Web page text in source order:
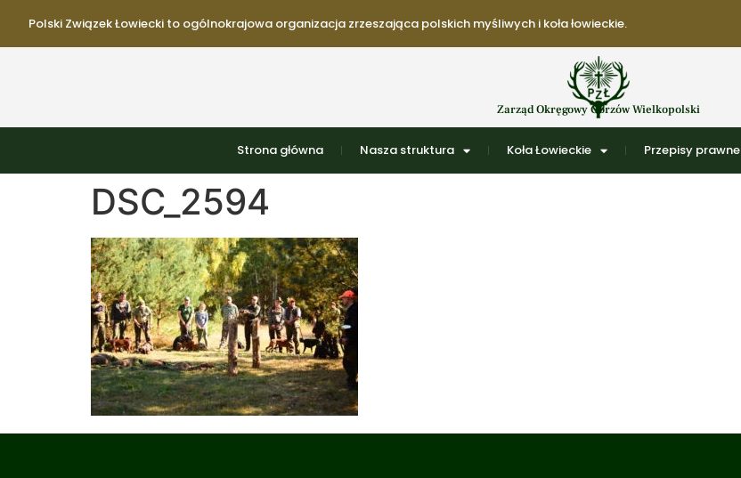
Polski Związek Łowiecki to ogólnokrajowa organizacja zrzeszająca polskich myśliwych i koła łowieckie.
Zarząd Okręgowy Gorzów Wielkopolski
Strona główna Nasza struktura Koła Łowieckie Przepisy prawne
DSC_2594